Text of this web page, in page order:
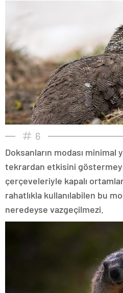
6
Doksanların modası
tekrardan etkisini
çerçeveleriyle kapalı
rahatlıkla kullanılabilen bu
neredeyse vazgeçilmezi.